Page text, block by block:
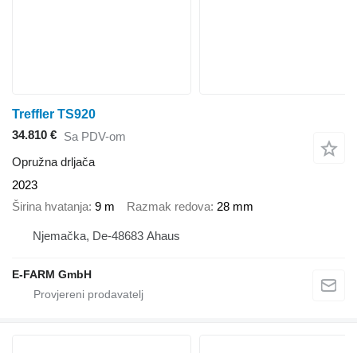
Treffler TS920
34.810 € Sa PDV-om
Opružna drljača
2023
Širina hvatanja 9 m Razmak redova 28 mm
Njemačka, De-48683 Ahaus
E-FARM GmbH